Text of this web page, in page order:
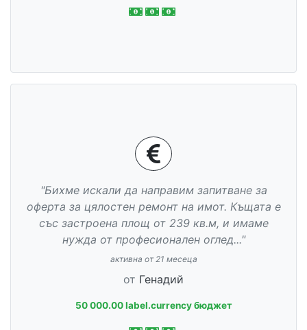
"Бихме искали да направим запитване за
оферта за цялостен ремонт на имот. Къщата е
със застроена площ от 239 кв.м, и имаме
нужда от професионален оглед..."
активна от 21 месеца
от Генадий
50 000.00 label.currency бюджет